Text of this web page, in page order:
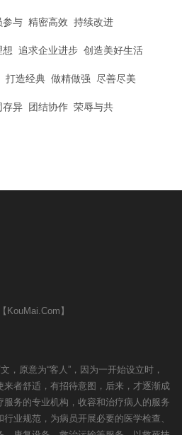
参与 精密高效 持续改进
想 追求企业进步 创造美好生活
打造经典 做精做强 尽善尽美
存异 团结协作 荣辱与共
KouMai.Com】
，原意为“客人”，因为一开始设立时，
来者舒适，有招待意图，后来，才逐渐成
务的专业机构，收容和治疗病人的服务
业规范，为病员开展必要的医学检查、